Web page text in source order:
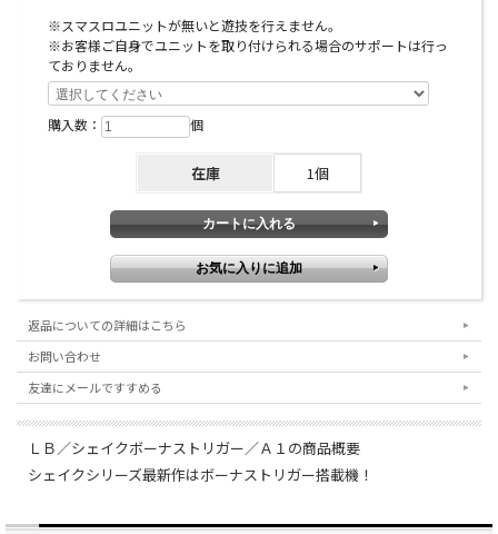
なりますので、ご了承いただける方のみご購入いただ
けますようお願い申し上げます。
にクレジットを入れるための装置です。
※こちらの台にイヤホンコンバーターXを取り付けた
場合、出力される音量がやや小さくなります。また、
イヤホンを外した際に筺体下部のスピーカーからは音
声が出力されない仕様になりますので予めご了承いた
だけますようお願い申し上げます。
※スマスロユニットが無いと遊技を行えません。
※お客様ご自身でユニットを取り付けられる場合のサポートは行っ
ておりません。
購入数： 個
在庫 1個
返品についての詳細はこちら
お問い合わせ
友達にメールですすめる
ＬＢ／シェイクボーナストリガー／Ａ１の商品概要
シェイクシリーズ最新作はボーナストリガー搭載機！